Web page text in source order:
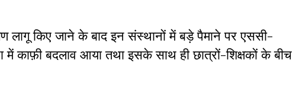
लागू किए जाने के बाद इन संस्थानों में बड़े पैमाने पर एससी-
बदलाव आया तथा इसके साथ ही छात्रों-शिक्षकों के बीच